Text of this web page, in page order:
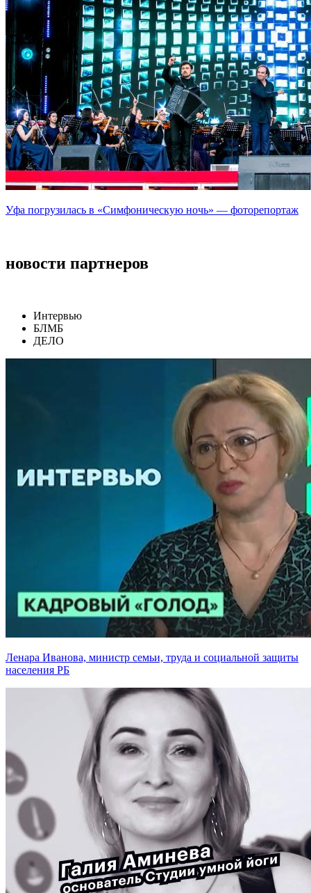
Уфа погрузилась в «Симфоническую ночь» — фоторепортаж
новости партнеров
Интервью
БЛМБ
ДЕЛО
Ленара Иванова, министр семьи, труда и социальной защиты
населения РБ